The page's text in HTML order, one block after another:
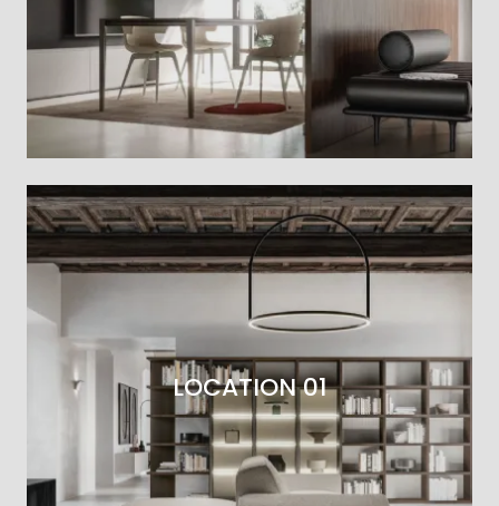
LOCATION 01